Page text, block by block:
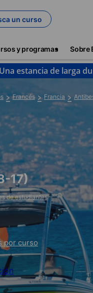
un curso
y programas Sobre
estancia de larga
Francés Francia
17)
de estudiantes
por curso